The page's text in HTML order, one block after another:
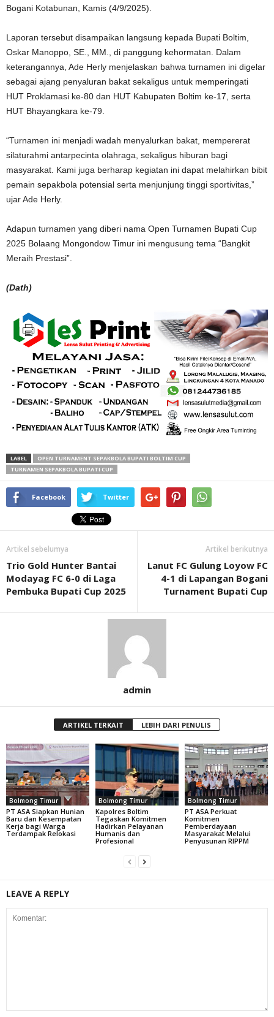
Bogani Kotabunan, Kamis (4/9/2025).
Laporan tersebut disampaikan langsung kepada Bupati Boltim,
Oskar Manoppo, SE., MM., di panggung kehormatan. Dalam
keterangannya, Ade Herly menjelaskan bahwa turnamen ini digelar
sebagai ajang penyaluran bakat sekaligus untuk memperingati
HUT Proklamasi ke-80 dan HUT Kabupaten Boltim ke-17, serta
HUT Bhayangkara ke-79.
“Turnamen ini menjadi wadah menyalurkan bakat, mempererat
silaturahmi antarpecinta olahraga, sekaligus hiburan bagi
masyarakat. Kami juga berharap kegiatan ini dapat melahirkan bibit
pemain sepakbola potensial serta menjunjung tinggi sportivitas,”
ujar Ade Herly.
Adapun turnamen yang diberi nama Open Turnamen Bupati Cup
2025 Bolaang Mongondow Timur ini mengusung tema “Bangkit
Meraih Prestasi”.
(Dath)
LABEL
OPEN TURNAMENT SEPAKBOLA BUPATI BOLTIM CUP
TURNAMEN SEPAKBOLA BUPATI CUP
Facebook Twitter
Artikel sebelumya
Trio Gold Hunter Bantai
Modayag FC 6-0 di Laga
Pembuka Bupati Cup 2025
Artikel berikutnya
Lanut FC Gulung Loyow FC
4-1 di Lapangan Bogani
Turnament Bupati Cup
admin
ARTIKEL TERKAIT LEBIH DARI PENULIS
Bolmong Timur
PT ASA Siapkan Hunian
Baru dan Kesempatan
Kerja bagi Warga
Terdampak Relokasi
Bolmong Timur
Kapolres Boltim
Tegaskan Komitmen
Hadirkan Pelayanan
Humanis dan
Profesional
Bolmong Timur
PT ASA Perkuat
Komitmen
Pemberdayaan
Masyarakat Melalui
Penyusunan RIPPM
LEAVE A REPLY